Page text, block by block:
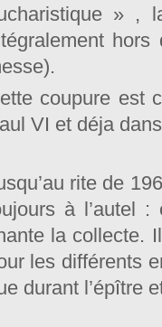
» ,
coupure est
VI et déja
rite de
à l’autel
la collecte.
les différents
durant l’épître